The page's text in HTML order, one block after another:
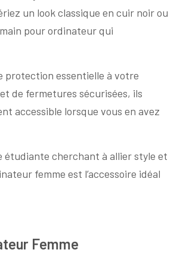
un look classique en cuir noir ou
pour ordinateur qui
protection essentielle à votre
de fermetures sécurisées, ils
accessible lorsque vous en avez
étudiante cherchant à allier style et
femme est l’accessoire idéal
Femme